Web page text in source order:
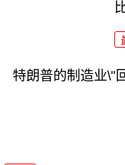
特朗普的制造业\"